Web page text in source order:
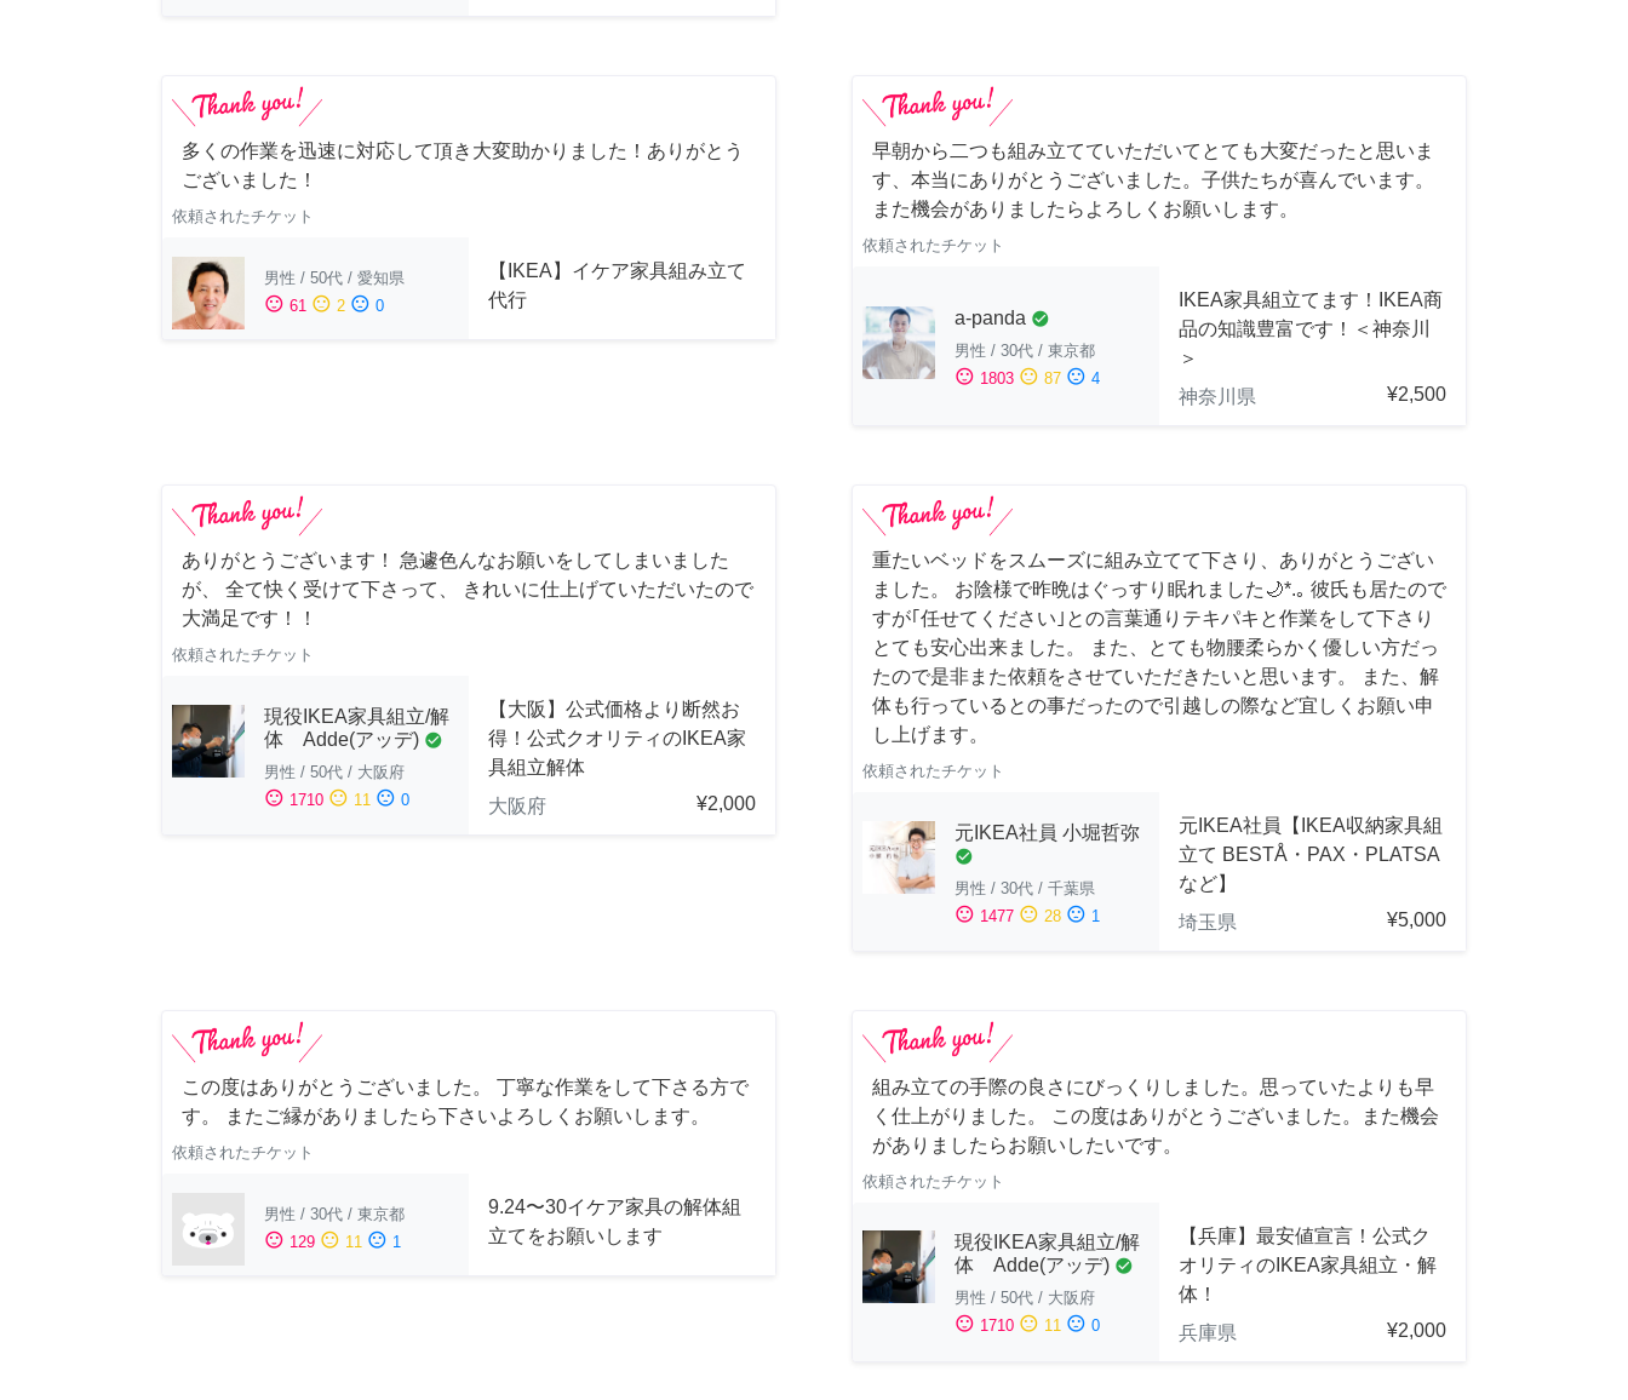
多くの作業を迅速に対応して頂き大変助かりました！ありがとう
ございました！
依頼されたチケット
男性 / 50代 / 愛知県
sentiment_satisfied 61 sentiment_neutral 2 sentiment_dissatisfied 0
【IKEA】イケア家具組み立て
代行
早朝から二つも組み立てていただいてとても大変だったと思いま
す、本当にありがとうございました。子供たちが喜んでいます。
また機会がありましたらよろしくお願いします。
依頼されたチケット
a-panda check_circle
男性 / 30代 / 東京都
sentiment_satisfied 1803 sentiment_neutral 87 sentiment_dissatisfied 4
IKEA家具組立てます！IKEA商
品の知識豊富です！＜神奈川
＞
神奈川県
¥2,500
ありがとうございます！ 急遽色んなお願いをしてしまいました
が、 全て快く受けて下さって、 きれいに仕上げていただいたので
大満足です！！
依頼されたチケット
現役IKEA家具組立/解
体 Adde(アッデ) check_circle
男性 / 50代 / 大阪府
sentiment_satisfied 1710 sentiment_neutral 11 sentiment_dissatisfied 0
【大阪】公式価格より断然お
得！公式クオリティのIKEA家
具組立解体
大阪府
¥2,000
重たいベッドをスムーズに組み立てて下さり、ありがとうござい
ました。 お陰様で昨晩はぐっすり眠れました🌙*.｡ 彼氏も居たので
すが｢任せてください｣との言葉通りテキパキと作業をして下さり
とても安心出来ました。 また、とても物腰柔らかく優しい方だっ
たので是非また依頼をさせていただきたいと思います。 また、解
体も行っているとの事だったので引越しの際など宜しくお願い申
し上げます。
依頼されたチケット
元IKEA社員 小堀哲弥
check_circle
男性 / 30代 / 千葉県
sentiment_satisfied 1477 sentiment_neutral 28 sentiment_dissatisfied 1
元IKEA社員【IKEA収納家具組
立て BESTÅ・PAX・PLATSA
など】
埼玉県
¥5,000
この度はありがとうございました。 丁寧な作業をして下さる方で
す。 またご縁がありましたら下さいよろしくお願いします。
依頼されたチケット
男性 / 30代 / 東京都
sentiment_satisfied 129 sentiment_neutral 11 sentiment_dissatisfied 1
9.24〜30イケア家具の解体組
立てをお願いします
組み立ての手際の良さにびっくりしました。思っていたよりも早
く仕上がりました。 この度はありがとうございました。また機会
がありましたらお願いしたいです。
依頼されたチケット
現役IKEA家具組立/解
体 Adde(アッデ) check_circle
男性 / 50代 / 大阪府
sentiment_satisfied 1710 sentiment_neutral 11 sentiment_dissatisfied 0
【兵庫】最安値宣言！公式ク
オリティのIKEA家具組立・解
体！
兵庫県
¥2,000